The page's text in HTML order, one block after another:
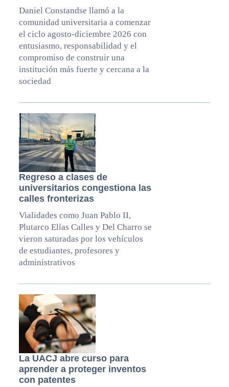
Daniel Constandse llamó a la
comunidad universitaria a comenzar
el ciclo agosto-diciembre 2026 con
entusiasmo, responsabilidad y el
compromiso de construir una
institución más fuerte y cercana a la
sociedad
Regreso a clases de
universitarios congestiona las
calles fronterizas
Vialidades como Juan Pablo II,
Plutarco Elías Calles y Del Charro se
vieron saturadas por los vehículos
de estudiantes, profesores y
administrativos
La UACJ abre curso para
aprender a proteger inventos
con patentes